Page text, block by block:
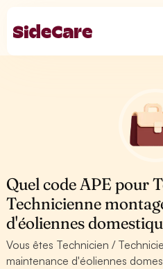
Quel code APE pour
Technicienne
d'éoliennes
Vous êtes Technicien /
maintenance d'éoliennes